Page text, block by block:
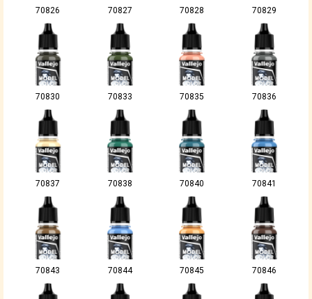
70826 70827 70828 70829
70830 70833 70835 70836
70837 70838 70840 70841
70843 70844 70845 70846